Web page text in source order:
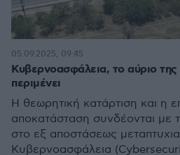
Κυβερνοασφάλεια, το αύριο
περιμένει
Η θεωρητική κατάρτιση και η
αποκατάσταση συνδέονται με
στο εξ αποστάσεως
Κυβερνοασφάλεια
05.09.2025, 09:45